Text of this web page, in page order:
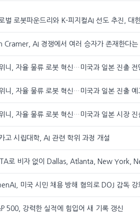
벌 로봇파운드리와 K-피지컬AI 선도 추진, 대
Cramer, AI 경쟁에서 여러 승자가 존재한다는
니, 자율 물류 로봇 혁신…미국과 일본 진출 전
니, 자율 물류 로봇 혁신…미국과 일본 진출 예
니, 자율 물류 로봇 혁신…미국과 일본 시장 진
고 시립대학, AI 관련 학위 과정 개설
로 비자 없이 Dallas, Atlanta, New York,
미국 시민 채용 방해 혐의로 DOJ 감독 강
500, 강력한 실적에 힘입어 새 기록 갱신